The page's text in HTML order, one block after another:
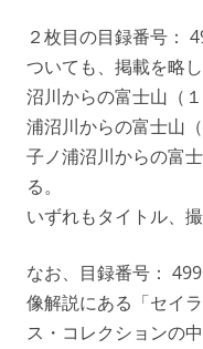
２枚目の目録番号：
ついても、掲載を略
沼川からの富士山（
浦沼川からの富士山
子ノ浦沼川からの富
る。
いずれもタイトル、
なお、目録番号：
像解説にある「セイ
ス・コレクションの